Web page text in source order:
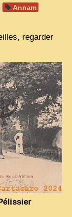
Annam
regarder